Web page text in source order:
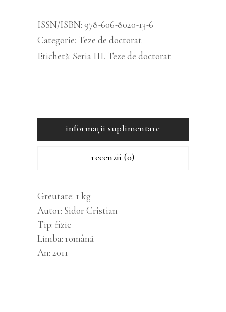
ISSN/ISBN: 978-606-8020-13-6
Categorie: Teze de doctorat
Etichetă: Seria III. Teze de doctorat
informații suplimentare
recenzii (0)
Greutate 1 kg
Autor Sidor Cristian
Tip fizic
Limba română
An 2011